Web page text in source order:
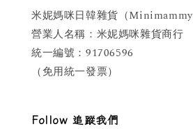
米妮媽咪日韓雜貨（Minimammy
營業人名稱：米妮媽咪雜貨商行
統一編號：91706596
（免用統一發票）
Follow 追蹤我們